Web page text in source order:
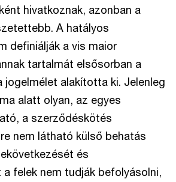
hivatkoznak, azonban a
A hatályos
definiálják a vis maior
tartalmát elsősorban a
jogelmélet alakította ki. Jelenleg
alatt olyan, az egyes
a szerződéskötés
nem látható külső behatás
és
a felek nem tudják befolyásolni,